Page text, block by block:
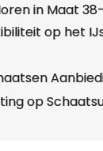
in Maat
op het
op